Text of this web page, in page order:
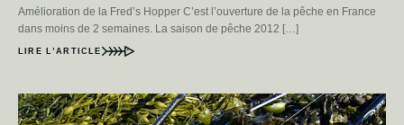
Amélioration de la Fred’s Hopper C’est l’ouverture de la pêche en France
dans moins de 2 semaines. La saison de pêche 2012 […]
LIRE L’ARTICLE